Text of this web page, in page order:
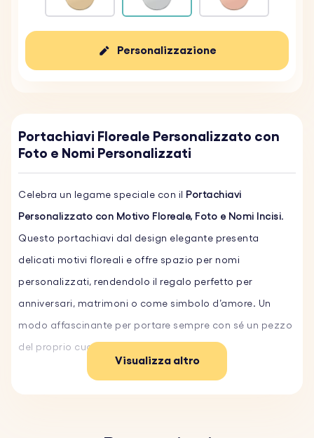
Personalizzazione
Portachiavi Floreale Personalizzato con
Foto e Nomi Personalizzati
Celebra un legame speciale con il Portachiavi
Personalizzato con Motivo Floreale, Foto e Nomi Incisi.
Questo portachiavi dal design elegante presenta
delicati motivi floreali e offre spazio per nomi
personalizzati, rendendolo il regalo perfetto per
anniversari, matrimoni o come simbolo d’amore. Un
modo affascinante per portare sempre con sé un pezzo
del proprio cuore.
Visualizza altro